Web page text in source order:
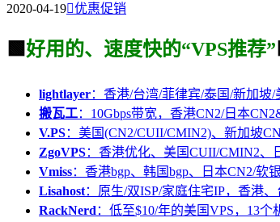
2020-04-19优惠促销
🟩 好用的、速度快的“VPS推荐”
lightlayer：香港/台湾/菲律宾/泰国/新加坡
搬瓦工：10Gbps带宽，香港CN2/日本
V.PS：美国(CN2/CUII/CMIN2)、新加坡
ZgoVPS：香港优化、美国CUII/CMIN2、
Vmiss：香港bgp、韩国bgp、日本CN2/软
Lisahost：原生/双ISP/家庭住宅IP，香港
RackNerd：低至$10/年的美国VPS，13个